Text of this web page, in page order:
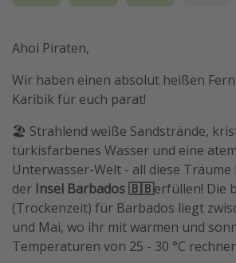
Ahoi Piraten,
Wir haben einen absolut heißen
Karibik für euch parat!
🏖️ Strahlend weiße Sandstrände,
türkisfarbenes Wasser und eine
Unterwasser-Welt - all diese
der Insel Barbados 🇧🇧erfüllen! Die
(Trockenzeit) für Barbados liegt
und Mai, wo ihr mit warmen und
Temperaturen von 25 - 30 °C